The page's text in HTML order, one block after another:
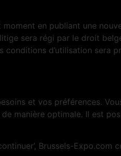
en publiant une
sera régi par le droit
d’utilisation sera
et vos préférences.
manière optimale. Il est
Brussels-